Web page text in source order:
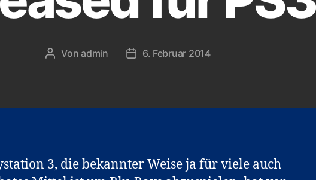
Beitragsautor
Vonadmin Veröffentlichungsdatum
6. Februar 2014
3, die bekannter Weise ja für viele auch